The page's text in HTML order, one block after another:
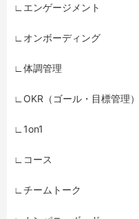
∟エンゲージメント
∟オンボーディング
∟体調管理
∟OKR（ゴール・目標管理）
∟1on1
∟コース
∟チームトーク